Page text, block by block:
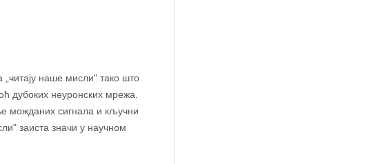
наше мисли" тако што
дубоких неуронских мрежа.
можданих сигнала и кључни
заиста значи у научном